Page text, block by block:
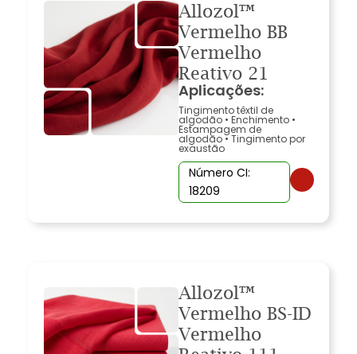
Allozol™
Vermelho BB
Vermelho
Reativo 21
Aplicações:
Tingimento têxtil de
algodão • Enchimento •
Estampagem de
algodão•Tingimento por
exaustão
Número CI:
18209
Allozol™
Vermelho BS-ID
Vermelho